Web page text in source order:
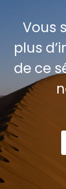
Vous
plus
de ce